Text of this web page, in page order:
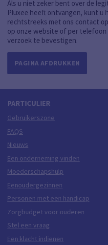
Als u niet zeker bent over de
Pluxee heeft ontvangen, kunt u
rechtstreeks met ons contact
op onze website of per
verzoek te bevestigen.
PAGINA AFDRUKKEN
PARTICULIER
Gebruikerszone
FAQS
Nieuws
Een onderneming vinden
Moederschapshulp
Eenoudergezinnen
Personen met een handicap
Zorgbudget voor ouderen
Stel een vraag
Een klacht indienen